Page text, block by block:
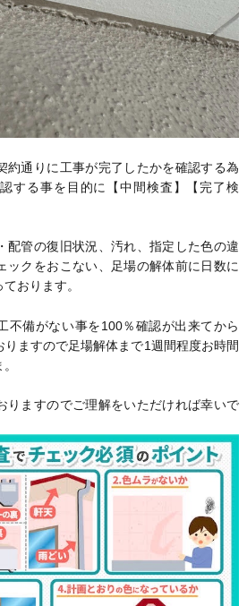
約通りに工事が完了したかを確認する為
する事を目的に【中間検査】【完了検
配管の復旧状況、汚れ、指定した色の違
ックをおこない、足場の解体前に日数に
おります。
不備がない事を100％確認が出来てから
りますので足場解体まで1週間程度お時間
りますのでご理解をいただければ幸いで